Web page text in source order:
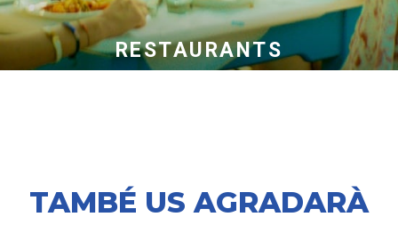
RESTAURANTS
TAMBÉ US AGRADARÀ